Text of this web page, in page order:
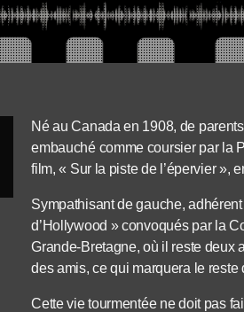
Né au Canada en 1908, de
embauché comme coursier par la
film, « Sur la piste de l’épervier »,
Sympathisant de gauche,
d’Hollywood » convoqués par la
Grande-Bretagne, où il reste deux
des amis, ce qui marquera le reste
Cette vie tourmentée ne doit pas